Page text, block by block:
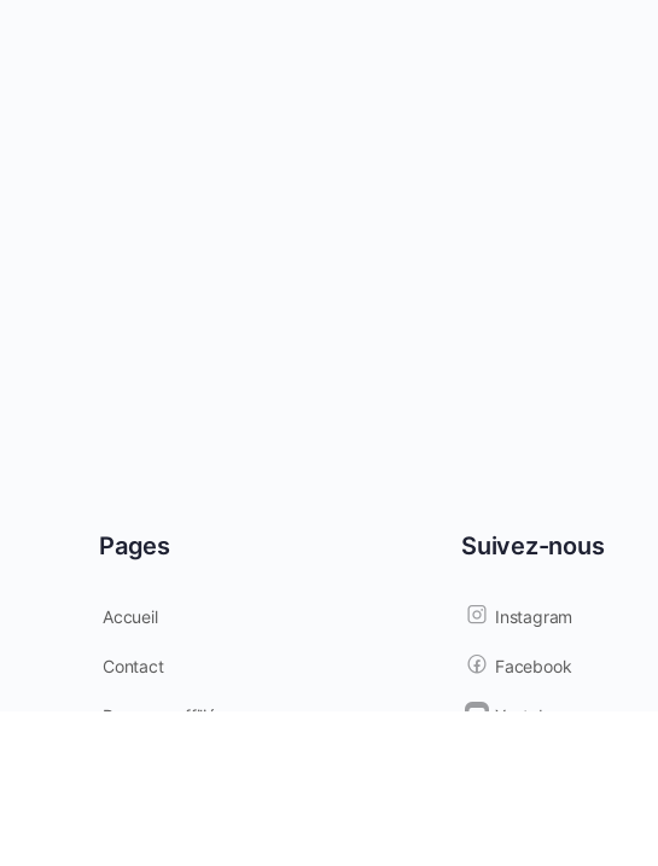
Pages
Accueil
Contact
Devenez affilié
Suivez-nous
Instagram
Facebook
Youtube